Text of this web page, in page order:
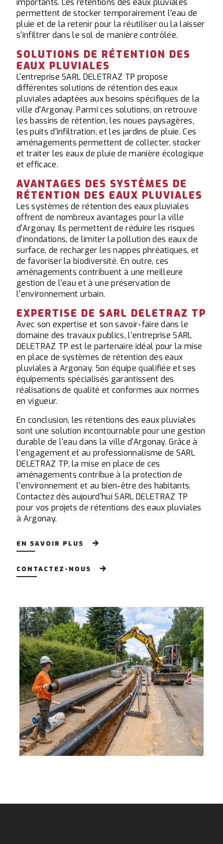
importants. Les rétentions des eaux pluviales
permettent de stocker temporairement l'eau de
pluie et de la retenir pour la réutiliser ou la laisser
s'infiltrer dans le sol de manière contrôlée.
SOLUTIONS DE RÉTENTION DES
EAUX PLUVIALES
L'entreprise SARL DELETRAZ TP propose
différentes solutions de rétention des eaux
pluviales adaptées aux besoins spécifiques de la
ville d'Argonay. Parmi ces solutions, on retrouve
les bassins de rétention, les noues paysagères,
les puits d'infiltration, et les jardins de pluie. Ces
aménagements permettent de collecter, stocker
et traiter les eaux de pluie de manière écologique
et efficace.
AVANTAGES DES SYSTÈMES DE
RÉTENTION DES EAUX PLUVIALES
Les systèmes de rétention des eaux pluviales
offrent de nombreux avantages pour la ville
d'Argonay. Ils permettent de réduire les risques
d'inondations, de limiter la pollution des eaux de
surface, de recharger les nappes phréatiques, et
de favoriser la biodiversité. En outre, ces
aménagements contribuent à une meilleure
gestion de l'eau et à une préservation de
l'environnement urbain.
EXPERTISE DE SARL DELETRAZ TP
Avec son expertise et son savoir-faire dans le
domaine des travaux publics, l'entreprise SARL
DELETRAZ TP est le partenaire idéal pour la mise
en place de systèmes de rétention des eaux
pluviales à Argonay. Son équipe qualifiée et ses
équipements spécialisés garantissent des
réalisations de qualité et conformes aux normes
en vigueur.
En conclusion, les rétentions des eaux pluviales
sont une solution incontournable pour une gestion
durable de l'eau dans la ville d'Argonay. Grâce à
l'engagement et au professionnalisme de SARL
DELETRAZ TP, la mise en place de ces
aménagements contribue à la protection de
l'environnement et au bien-être des habitants.
Contactez dès aujourd'hui SARL DELETRAZ TP
pour vos projets de rétentions des eaux pluviales
à Argonay.
EN SAVOIR PLUS
CONTACTEZ-NOUS